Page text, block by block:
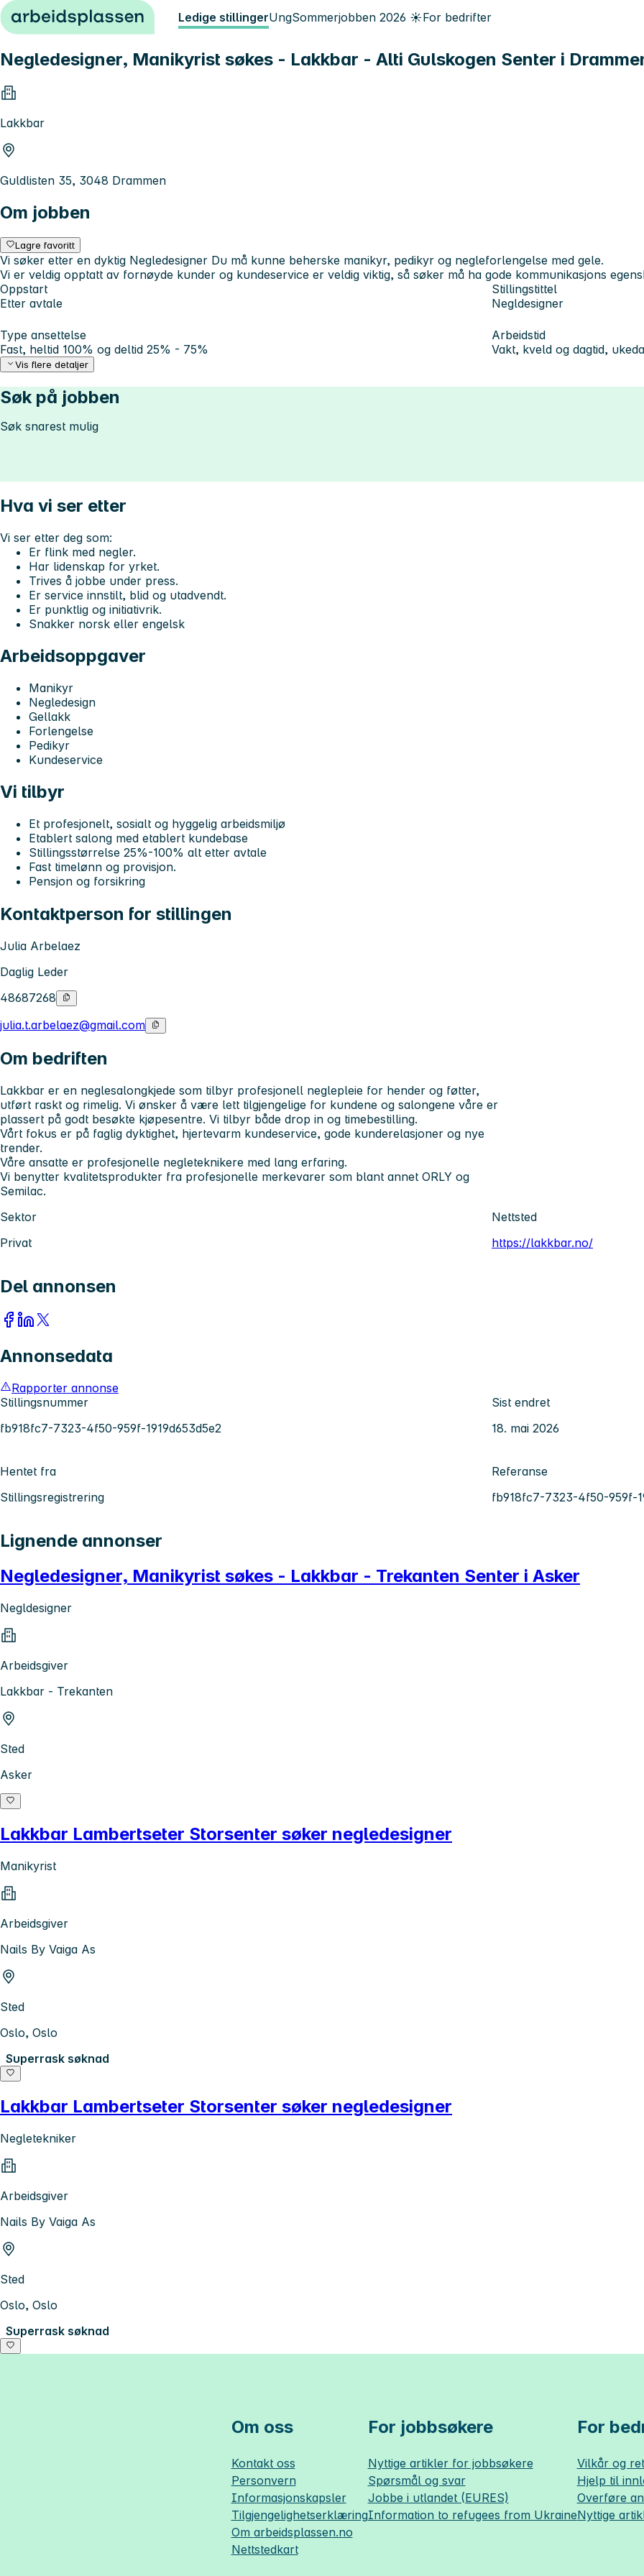
Hopp til innhold Ledige stillingerUngSommerjobben 2026 ☀️For bedrifter
Negledesigner, Manikyrist søkes - Lakkbar - Alti Gulskogen Senter i
Lakkbar
Guldlisten 35, 3048 Drammen
Om jobben
Lagre favoritt
Vi søker etter en dyktig Negledesigner Du må kunne beherske manikyr, pedikyr og negleforlengelse med gele.
Vi er veldig opptatt av fornøyde kunder og kundeservice er veldig viktig, så søker må ha gode kommunikasjons
Oppstart
Etter avtale
Stillingstittel
Negldesigner
Type ansettelse
Fast, heltid 100% og deltid 25% - 75%
Arbeidstid
Vakt, kveld og dagtid,
Vis flere detaljer
Søk på jobben
Søk snarest mulig
Hva vi ser etter
Vi ser etter deg som:
Er flink med negler.
Har lidenskap for yrket.
Trives å jobbe under press.
Er service innstilt, blid og utadvendt.
Er punktlig og initiativrik.
Snakker norsk eller engelsk
Arbeidsoppgaver
Manikyr
Negledesign
Gellakk
Forlengelse
Pedikyr
Kundeservice
Vi tilbyr
Et profesjonelt, sosialt og hyggelig arbeidsmiljø
Etablert salong med etablert kundebase
Stillingsstørrelse 25%-100% alt etter avtale
Fast timelønn og provisjon.
Pensjon og forsikring
Kontaktperson for stillingen
Julia Arbelaez
Daglig Leder
48687268
julia.t.arbelaez@gmail.com
Om bedriften
Lakkbar er en neglesalongkjede som tilbyr profesjonell neglepleie for hender og føtter,
utført raskt og rimelig. Vi ønsker å være lett tilgjengelige for kundene og salongene våre er
plassert på godt besøkte kjøpesentre. Vi tilbyr både drop in og timebestilling.
Vårt fokus er på faglig dyktighet, hjertevarm kundeservice, gode kunderelasjoner og nye
trender.
Våre ansatte er profesjonelle negleteknikere med lang erfaring.
Vi benytter kvalitetsprodukter fra profesjonelle merkevarer som blant annet ORLY og
Semilac.
Sektor
Privat
Nettsted
https://lakkbar.no/
Del annonsen
Annonsedata
Rapporter annonse
Stillingsnummer
fb918fc7-7323-4f50-959f-1919d653d5e2
Sist endret
18. mai 2026
Hentet fra
Stillingsregistrering
Referanse
fb918fc7-7323-4f50-959f-
Lignende annonser
Negledesigner, Manikyrist søkes - Lakkbar - Trekanten Senter i Asker
Negldesigner
Arbeidsgiver
Lakkbar - Trekanten
Sted
Asker
Lakkbar Lambertseter Storsenter søker negledesigner
Manikyrist
Arbeidsgiver
Nails By Vaiga As
Sted
Oslo, Oslo
Superrask søknad
Lakkbar Lambertseter Storsenter søker negledesigner
Negletekniker
Arbeidsgiver
Nails By Vaiga As
Sted
Oslo, Oslo
Superrask søknad
Om oss
Kontakt oss
Personvern
Informasjonskapsler
Tilgjengelighetserklæring
Om arbeidsplassen.no
Nettstedkart
For jobbsøkere
Nyttige artikler for jobbsøkere
Spørsmål og svar
Jobbe i utlandet (EURES)
Information to refugees from Ukraine
For
Vilkår og
Hjelp til
Overføre
Nyttige